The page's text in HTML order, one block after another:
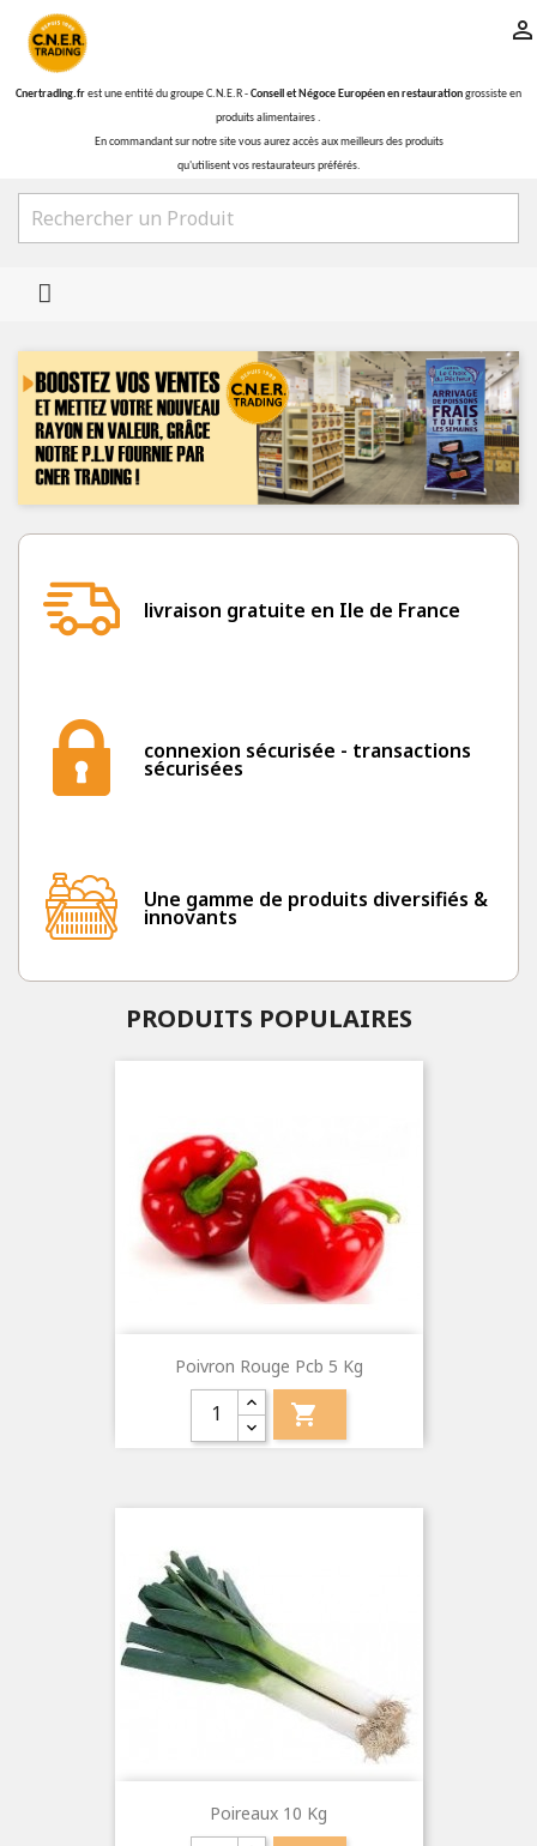

Cnertrading.frest une entité du groupe C.N.E.R -Conseil et Négoce Européen en restaurationgrossiste en
produits alimentaires .
En commandant sur notre site vous aurez accès aux meilleurs des produits
qu'utilisent vos restaurateurs préférés.
Précédent
livraison gratuite en Ile de France
connexion sécurisée - transactions
sécurisées
Une gamme de produits diversifiés &
innovants
PRODUITS POPULAIRES
Poivron Rouge Pcb 5 Kg

Poireaux 10 Kg